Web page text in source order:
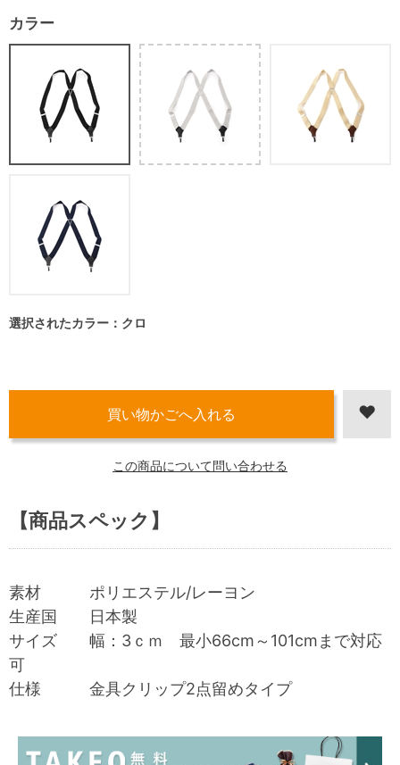
カラー
選択されたカラー：クロ
この商品について問い合わせる
【商品スペック】
素材 ポリエステル/レーヨン
生産国 日本製
サイズ 幅：3ｃｍ 最小66cm～101cmまで対応
可
仕様 金具クリップ2点留めタイプ